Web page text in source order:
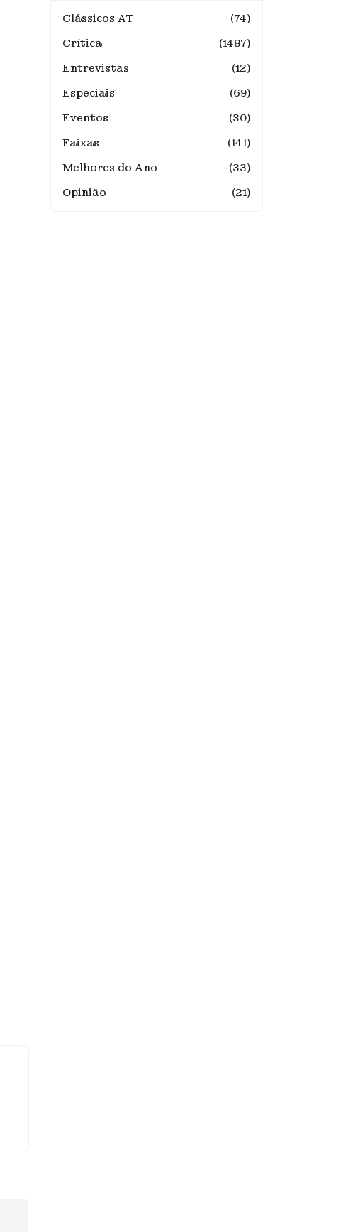
Clássicos AT
(74)
Crítica
(1487)
Entrevistas
(12)
Especiais
(69)
Eventos
(30)
Faixas
(141)
Melhores do Ano
(33)
Opinião
(21)